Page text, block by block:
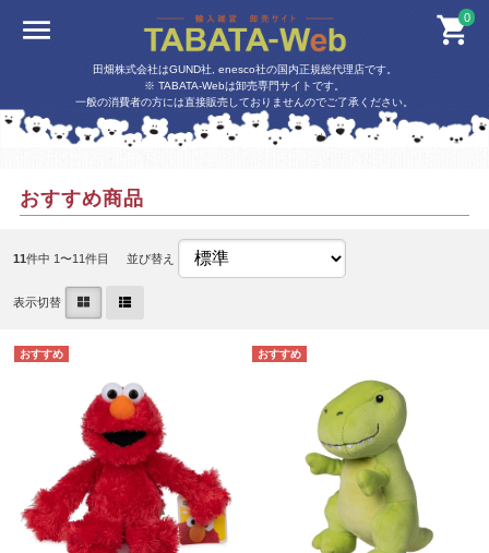
0
田畑株式会社はGUND社, enesco社の国内正規総代理店です。
※ TABATA-Webは卸売専門サイトです。
一般の消費者の方には直接販売しておりませんのでご了承ください。
おすすめ商品
11件中 1〜11件目 並び替え
表示切替